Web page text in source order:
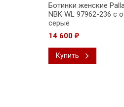
Ботинки женские
NBK WL 97962-236 с
серые
14 600 ₽
Купить